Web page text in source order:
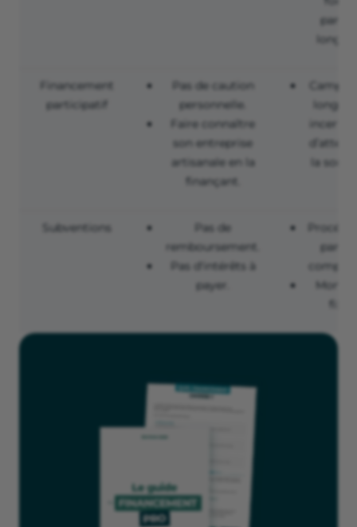
Financement
participatif
Pas de caution
personnelle.
Faire connaître
son entreprise
artisanale en la
finançant.
longue
la
Subventions
Pas de
remboursement.
Pas d'intérêts à
payer.